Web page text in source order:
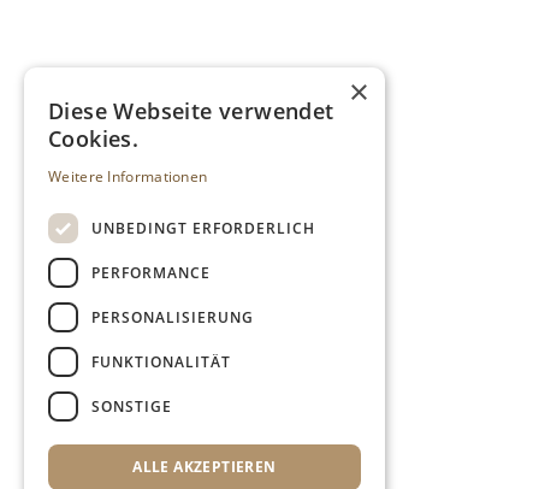
×
Diese Webseite verwendet
Cookies.
Weitere Informationen
UNBEDINGT ERFORDERLICH
PERFORMANCE
PERSONALISIERUNG
FUNKTIONALITÄT
SONSTIGE
ALLE AKZEPTIEREN